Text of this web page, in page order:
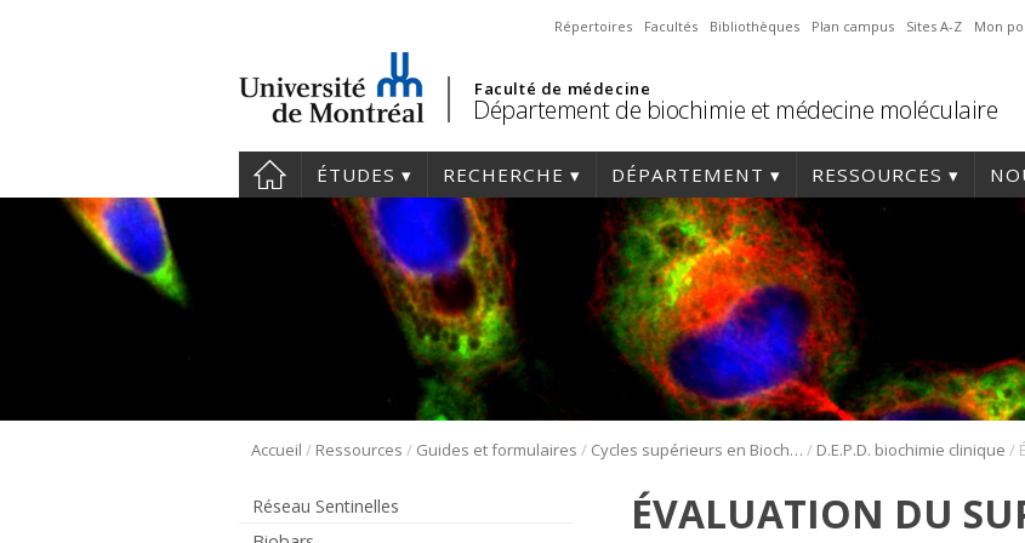
Répertoires Facultés Bibliothèques Plan campus Sites A-Z Mon
Faculté de médecine
Département de biochimie et médecine moléculaire
ÉTUDES RECHERCHE DÉPARTEMENT RESSOURCES
Accueil / Ressources / Guides et formulaires / Cycles supérieurs en Biochimie / D.E.P.D. biochimie clinique /
Réseau Sentinelles
ÉVALUATION DU